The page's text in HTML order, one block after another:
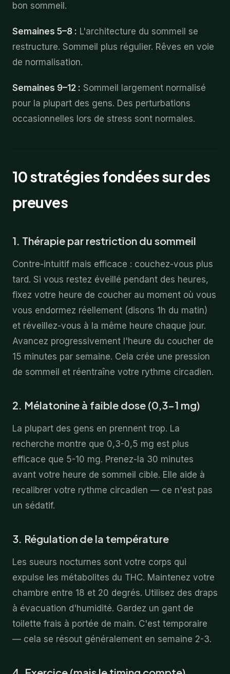
bon sommeil.
Semaines 5–8 : L'architecture du sommeil se
restructure. Sommeil plus régulier. Rêves en voie
de normalisation.
Semaines 9–12 : Sommeil largement normalisé
pour la plupart des gens. Des perturbations
occasionnelles lors de stress sont normales.
10 stratégies fondées sur des
preuves
1. Thérapie par restriction du sommeil
Contre-intuitif mais efficace : couchez-vous plus
tard. Si vous restez éveillé pendant des heures,
fixez votre heure de coucher au moment où vous
vous endormez réellement (disons 1h du matin)
et réveillez-vous à la même heure chaque jour.
Avancez progressivement l'heure du coucher de
15 minutes par semaine. Cela crée une pression
de sommeil et réentraîne votre rythme circadien.
2. Mélatonine à faible dose (0,3-1 mg)
La plupart des gens en prennent trop. La
recherche montre que 0,3-0,5 mg est plus
efficace que 5-10 mg. Prenez-la 30 minutes
avant votre heure de sommeil cible. Elle aide à
recalibrer votre rythme circadien — ce n'est pas
un sédatif.
3. Régulation de la température
Les sueurs nocturnes sont votre corps qui
expulse les métabolites du THC. Maintenez votre
chambre entre 18 et 20 degrés. Utilisez des draps
à évacuation d'humidité. Gardez un gant de
toilette frais à portée de main. C'est temporaire
— cela se résout généralement en semaine 2-3.